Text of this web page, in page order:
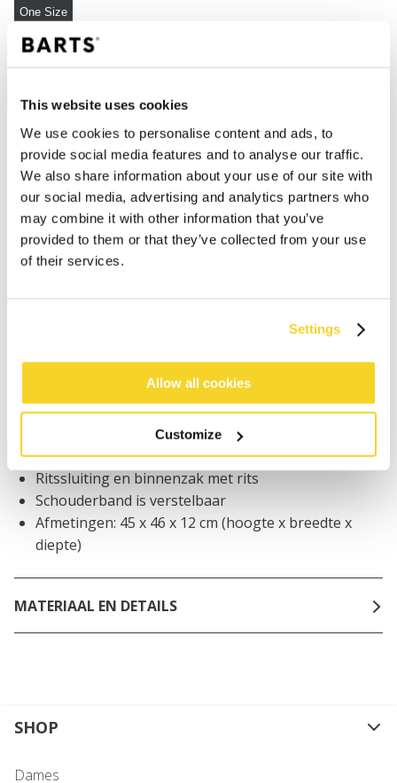
This website uses cookies
We use cookies to personalise content and ads, to
provide social media features and to analyse our traffic.
We also share information about your use of our site with
our social media, advertising and analytics partners who
may combine it with other information that you’ve
provided to them or that they’ve collected from your use
of their services.
Settings
Allow all cookies
Customize
One Size
IN WINKELWAGEN
Bestellingen die op werkdagen vóór 12:00 uur
worden geplaatst, worden dezelfde dag verzonden
NL
100% polyamide/nylon
Ritssluiting en binnenzak met rits
Schouderband is verstelbaar
Afmetingen: 45 x 46 x 12 cm (hoogte x breedte x
diepte)
MATERIAAL EN DETAILS
SHOP
Dames